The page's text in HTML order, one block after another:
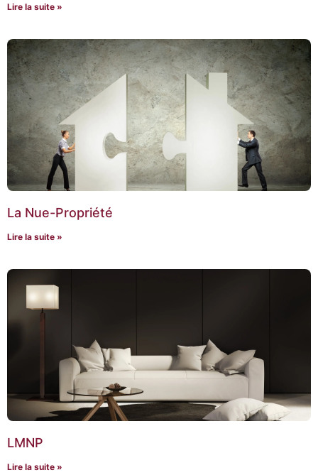
Lire la suite »
La Nue-Propriété
Lire la suite »
LMNP
Lire la suite »